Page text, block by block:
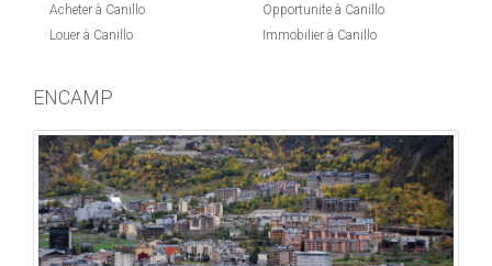
Acheter à Canillo
Louer à Canillo
Opportunite à Canillo
Immobilier à Canillo
ENCAMP